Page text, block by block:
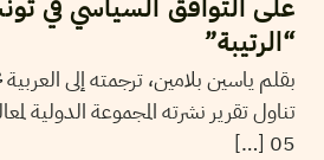
“الرتيبة”
بقلم ياسين بلامين، ترجمته إلى
05 […]